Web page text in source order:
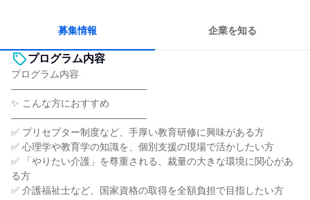
募集情報 企業を知る
プログラム内容
プログラム内容
――――――――――――――
✨ こんな方におすすめ
――――――――――――――
✅ プリセプター制度など、手厚い教育研修に興味がある方
✅ 心理学や教育学の知識を、個別支援の現場で活かしたい方
✅ 「やりたい介護」を尊重される、裁量の大きな環境に関心があ
る方
✅ 介護福祉士など、国家資格の取得を全額負担で目指したい方